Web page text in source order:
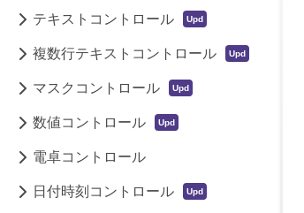
テキストコントロール
複数行テキストコントロール
マスクコントロール
数値コントロール
電卓コントロール
日付時刻コントロール